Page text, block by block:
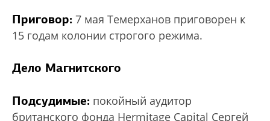
Приговор: 7 мая Темерханов приговорен к
15 годам колонии строгого режима.
Дело Магнитского
Подсудимые: покойный аудитор
британского фонда Hermitage Capital Сергей